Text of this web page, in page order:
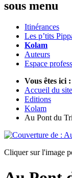
sous menu
Itinérances
Les p’tits
Kolam
Auteurs
Espace
Vous êtes ici :
Accueil du site
Editions
Kolam
Au Pont du
Cliquer sur l'image